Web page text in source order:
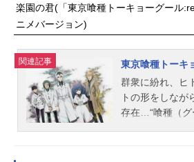
選択は、自らの
り出してしまっ
見たものとは…
ーキョーグール
シリーズ東京喰
スケジュール
2015年3月26日
楽園の君(「東京喰種トーキョーグール
ニメバージョン)
関連記事
東京喰種トーキ
群衆に紛れ、ヒ
トの形をしなが
存在…“喰種（グ